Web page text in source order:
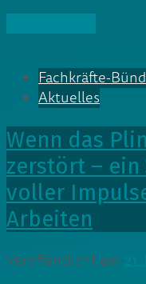
Fachkräfte-
Aktuelles
Wenn das
zerstört – ein
voller
Arbeiten
Veröffentlicht am